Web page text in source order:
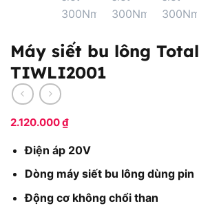
Máy siết bu lông Total
TIWLI2001
2.120.000₫
Điện áp 20V
Dòng máy siết bu lông dùng pin
Động cơ không chổi than